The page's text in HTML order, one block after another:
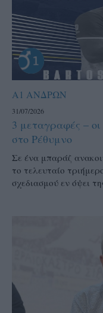
Α1 ΑΝΔΡΩΝ
31/07/2026
3 μεταγραφές – οι
στο Ρέθυμνο
Σε ένα μπαράζ
το τελευταίο
σχεδιασμού εν όψει